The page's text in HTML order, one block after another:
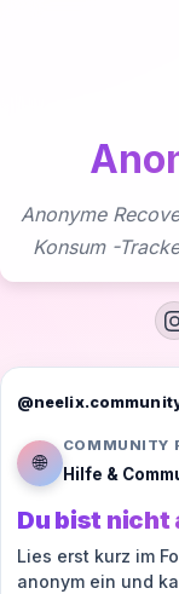
Anonyme
Konsum -
🌐
COMMUNITY
Hilfe &
Du bist nicht
Lies erst kurz im
anonym ein und